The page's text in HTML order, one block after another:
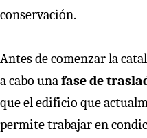
conservación.
Antes de comenzar la
a cabo unafase de
que el edificio que
permite trabajar en